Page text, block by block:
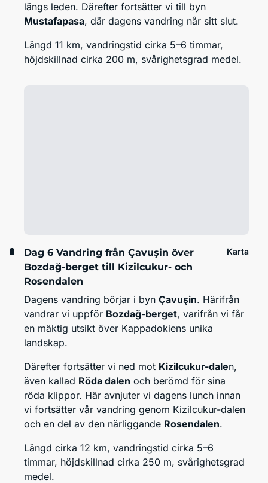
längs leden. Därefter fortsätter vi till byn
Mustafapasa, där dagens vandring når sitt slut.
Längd 11 km, vandringstid cirka 5–6 timmar,
höjdskillnad cirka 200 m, svårighetsgrad medel.
Dag 6 Vandring från Çavuşin över
Bozdağ-berget till Kizilcukur- och
Rosendalen
Karta
Dagens vandring börjar i byn Çavuşin. Härifrån
vandrar vi uppför Bozdağ-berget, varifrån vi får
en mäktig utsikt över Kappadokiens unika
landskap.
Därefter fortsätter vi ned mot Kizilcukur-dalen,
även kallad Röda dalen och berömd för sina
röda klippor. Här avnjuter vi dagens lunch innan
vi fortsätter vår vandring genom Kizilcukur-dalen
och en del av den närliggande Rosendalen.
Längd cirka 12 km, vandringstid cirka 5–6
timmar, höjdskillnad cirka 250 m, svårighetsgrad
medel.